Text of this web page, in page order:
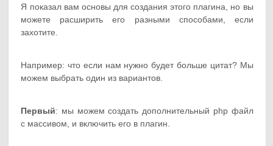
Я показал вам основы для создания этого плагина, но вы
можете расширить его разными способами, если
захотите.
Например: что если нам нужно будет больше цитат? Мы
можем выбрать один из вариантов.
Первый: мы можем создать дополнительный php файл
с массивом, и включить его в плагин.